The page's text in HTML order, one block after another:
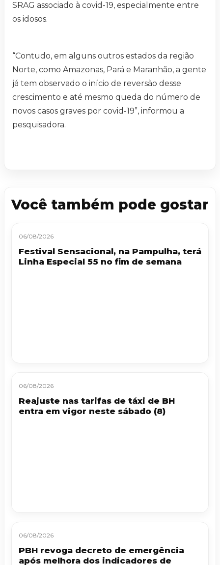
SRAG associado à covid-19, especialmente entre
os idosos.
“Contudo, em alguns outros estados da região
Norte, como Amazonas, Pará e Maranhão, a gente
já tem observado o início de reversão desse
crescimento e até mesmo queda do número de
novos casos graves por covid-19”, informou a
pesquisadora.
Você também pode gostar
06/08/2026
Festival Sensacional, na Pampulha, terá
Linha Especial 55 no fim de semana
06/08/2026
Reajuste nas tarifas de táxi de BH
entra em vigor neste sábado (8)
06/08/2026
PBH revoga decreto de emergência
após melhora dos indicadores de